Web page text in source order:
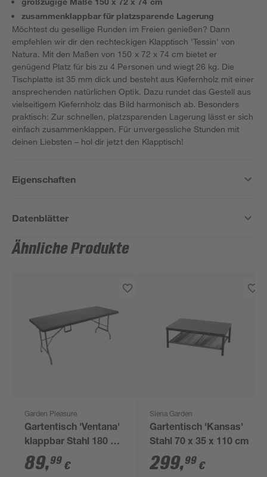
zusammenklappbar für platzsparende Lagerung
Möchtest du gesellige Runden im Freien genießen? Dann
empfehlen wir dir den rechteckigen Klapptisch 'Tessin' von
Natura. Mit den Maßen von 150 x 72 x 74 cm bietet er
genügend Platz für bis zu 4 Personen und wiegt 26 kg. Die
Tischplatte ist 35 mm dick und besteht aus Kiefernholz mit einer
ansprechenden natürlichen Optik. Dazu rundet das Gestell aus
vielseitigem Kiefernholz das Bild harmonisch ab. Besonders
praktisch: Zur schnellen, platzsparenden Lagerung lässt er sich
einfach zusammenklappen. Für unvergessliche Stunden mit
deinen Liebsten – hol dir jetzt den Klapptisch!
Eigenschaften
Datenblätter
Ähnliche Produkte
Garden Pleasure
Gartentisch 'Ventana'
klappbar Stahl 180 x
74 x 73 cm
89,99 €
Siena Garden
Gartentisch 'Kansas'
Stahl 70 x 35 x 110 cm
299,99 €